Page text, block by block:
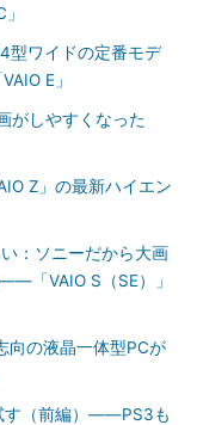
型ワイドの定番モデ
E」
がしやすくなった
Z」の最新ハイエン
：ソニーだから大画
「VAIO S（SE）」
向の液晶一体型PCが
す（前編）――PS3も